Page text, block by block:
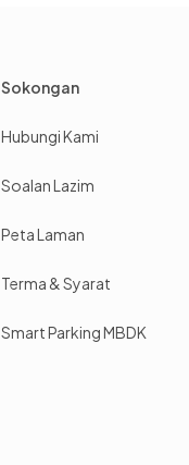
Sokongan
Hubungi Kami
Soalan Lazim
Peta Laman
Terma & Syarat
Smart Parking MBDK